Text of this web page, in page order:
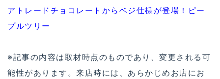
アトレードチョコレートからベジ仕様が登場！ピー
プルツリー
※記事の内容は取材時点のものであり、変更される可
能性があります。来店時には、あらかじめお店にお